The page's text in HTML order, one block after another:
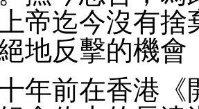
帝迄今沒有捨
地反擊的機會
年前在香港《